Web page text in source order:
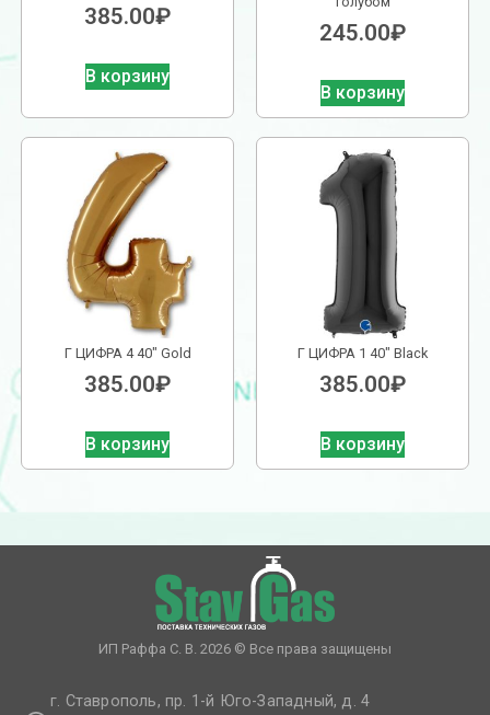
385.00₽
В корзину
245.00₽
В корзину
Г ЦИФРА 4 40″ Gold
385.00₽
В корзину
Г ЦИФРА 1 40″ Black
385.00₽
В корзину
ИП Раффа С. В. 2026 © Все права защищены
г. Ставрополь, пр. 1-й Юго-Западный, д. 4